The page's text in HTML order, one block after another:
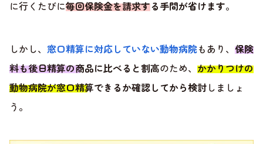
に行くたびに毎回保険金を請求する手間が省けます。
しかし、 窓口精算に対応していない動物病院もあり、 保険
料も後日精算の商品に比べると割高のため、 かかりつけの
動物病院が窓口精算できるか確認してから検討しましょ
う。